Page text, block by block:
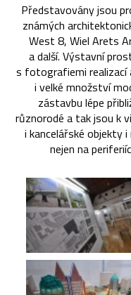
Představovány jsou
známých
West 8, Wiel Arets
a další. Výstavní
s fotografiemi realizací
i velké množství
zástavbu lépe
různorodé a tak jsou k
i kancelářské objekty
nejen na